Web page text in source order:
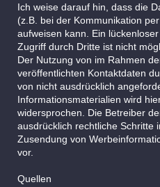
Ich weise darauf hin, dass die
(z.B. bei der Kommunikation
aufweisen kann. Ein
Zugriff durch Dritte ist nicht
Der Nutzung von im Rahmen
veröffentlichten Kontaktdaten
von nicht ausdrücklich
Informationsmaterialien wird
widersprochen. Die Betreiber
ausdrücklich rechtliche Schritte
Zusendung von
vor.
Quellen